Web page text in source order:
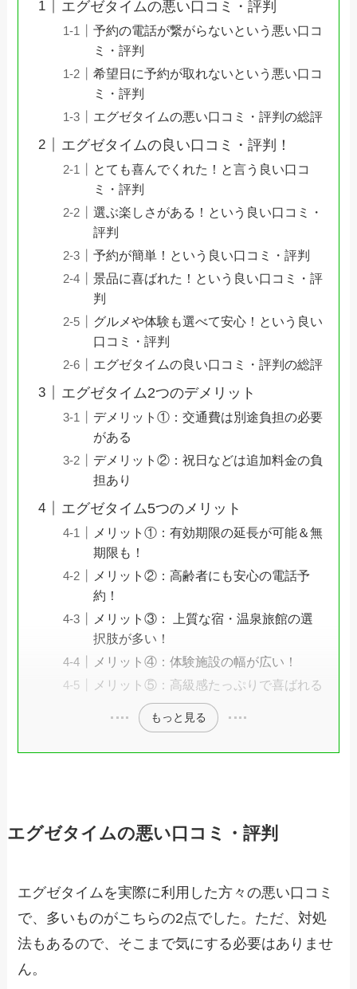
エグゼタイムの悪い口コミ・評判
予約の電話が繋がらないという悪い口コ
ミ・評判
希望日に予約が取れないという悪い口コ
ミ・評判
エグゼタイムの悪い口コミ・評判の総評
エグゼタイムの良い口コミ・評判！
とても喜んでくれた！と言う良い口コ
ミ・評判
選ぶ楽しさがある！という良い口コミ・
評判
予約が簡単！という良い口コミ・評判
景品に喜ばれた！という良い口コミ・評
判
グルメや体験も選べて安心！という良い
口コミ・評判
エグゼタイムの良い口コミ・評判の総評
エグゼタイム2つのデメリット
デメリット①：交通費は別途負担の必要
がある
デメリット②：祝日などは追加料金の負
担あり
エグゼタイム5つのメリット
メリット①：有効期限の延長が可能＆無
期限も！
メリット②：高齢者にも安心の電話予
約！
メリット③： 上質な宿・温泉旅館の選
択肢が多い！
メリット④：体験施設の幅が広い！
メリット⑤：高級感たっぷりで喜ばれる
もっと見る
エグゼタイムの悪い口コミ・評判
エグゼタイムを実際に利用した方々の悪い口コミ
で、多いものがこちらの2点でした。ただ、対処
法もあるので、そこまで気にする必要はありませ
ん。